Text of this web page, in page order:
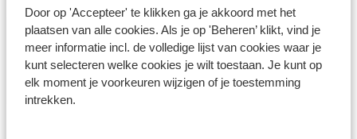
Door op 'Accepteer' te klikken ga je akkoord met het
plaatsen van alle cookies. Als je op 'Beheren’ klikt, vind je
meer informatie incl. de volledige lijst van cookies waar je
kunt selecteren welke cookies je wilt toestaan. Je kunt op
elk moment je voorkeuren wijzigen of je toestemming
intrekken.
Vroegboekdeals 26/27
Vanaf €229. Altijd incl.
skipas